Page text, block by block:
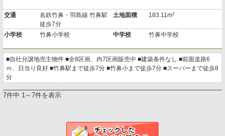
交通
名鉄竹鼻・羽島線 竹鼻駅
徒歩7分
土地面積 183.11m2
小学校 竹鼻小学校 中学校 竹鼻中学校
■自社分譲地売主物件 ■全8区画、内7区画販売中 ■建築条件なし ■前面道路6
ｍ、日当り良好 ■竹鼻駅まで徒歩7分 ■竹鼻小まで徒歩7分 ■スーパーまで徒歩8
分
7件中 1～7件を表示